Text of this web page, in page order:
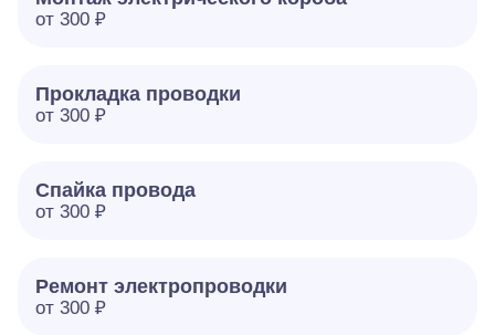
от 300 ₽
Прокладка проводки
от 300 ₽
Спайка провода
от 300 ₽
Ремонт электропроводки
от 300 ₽